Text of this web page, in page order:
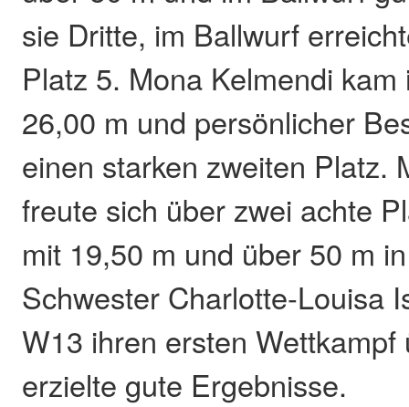
sie Dritte, im Ballwurf
Platz 5. Mona Kelmendi
26,00 m und persönlicher
einen starken zweiten Platz.
freute sich über zwei achte
mit 19,50 m und über 50 m
Schwester Charlotte-Louisa
W13 ihren ersten
erzielte gute Ergebnisse.